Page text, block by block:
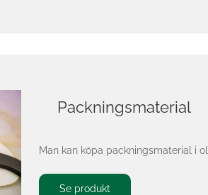
Packningsmaterial
Man kan köpa packningsmaterial i
Se produkt